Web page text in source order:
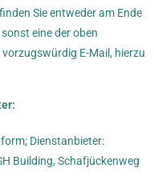
Sie entweder am Ende
eine der oben
E-Mail, hierzu
Dienstanbieter:
Building, Schafjückenweg